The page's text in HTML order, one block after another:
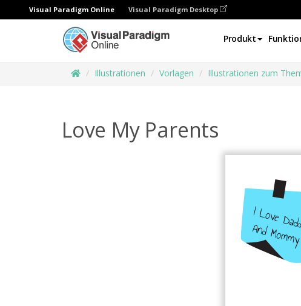
Visual Paradigm Online Visual Paradigm Desktop
Produkt
Illustrationen Vorlagen Illustrationen zum
Love My Parents